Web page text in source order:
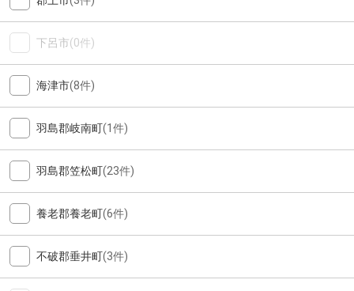
下呂市(0件)
海津市(8件)
羽島郡岐南町(1件)
羽島郡笠松町(23件)
養老郡養老町(6件)
不破郡垂井町(3件)